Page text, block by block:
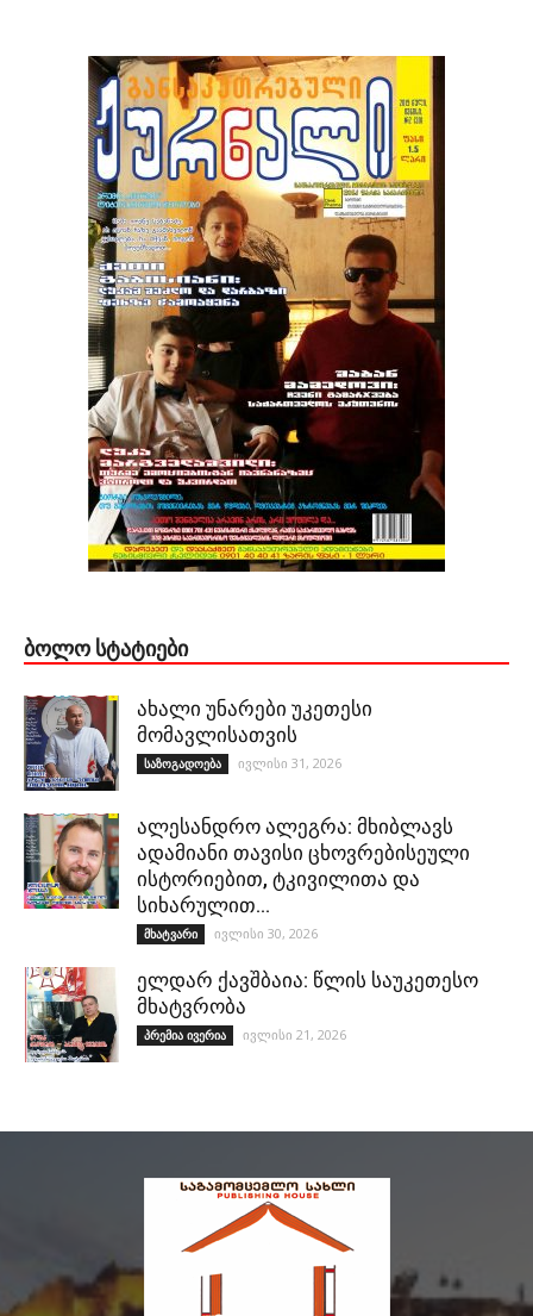
ᲑᲝᲚᲝ ᲡᲢᲐᲢᲘᲔᲑᲘ
ახალი უნარები უკეთესი
მომავლისათვის
საზოგადოება ივლისი 31, 2026
ალესანდრო ალეგრა: მხიბლავს
ადამიანი თავისი ცხოვრებისეული
ისტორიებით, ტკივილითა და
სიხარულით…
მხატვარი ივლისი 30, 2026
ელდარ ქავშბაია: წლის საუკეთესო
მხატვრობა
პრემია ივერია ივლისი 21, 2026